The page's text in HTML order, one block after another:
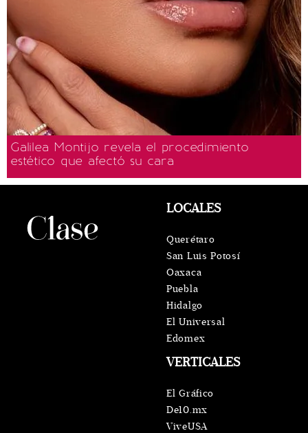
Galilea Montijo revela el procedimiento
estético que afectó su cara
VERTICALES
El Gráfico
De10.mx
ViveUSA
LOCALES
Querétaro
San Luis Potosí
Oaxaca
Puebla
Hidalgo
El Universal
Edomex